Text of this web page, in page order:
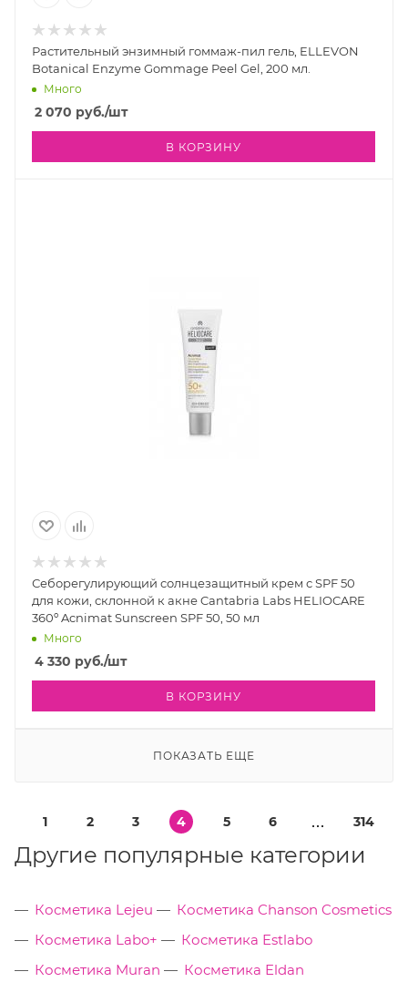
Растительный энзимный гоммаж-пил гель, ELLEVON
Botanical Enzyme Gommage Peel Gel, 200 мл.
Много
2 070 руб./шт
В КОРЗИНУ
Себорегулирующий солнцезащитный крем с SPF 50
для кожи, склонной к акне Cantabria Labs HELIOCARE
360º Acnimat Sunscreen SPF 50, 50 мл
Много
4 330 руб./шт
В КОРЗИНУ
ПОКАЗАТЬ ЕЩЕ
1 2 3 4 5 6 314
Другие популярные категории
Косметика Lejeu
Косметика Chanson Cosmetics
Косметика Labo+
Косметика Estlabo
Косметика Muran
Косметика Eldan